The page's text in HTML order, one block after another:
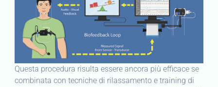
Questa procedura risulta essere ancora più efficace se
combinata con tecniche di rilassamento e training di